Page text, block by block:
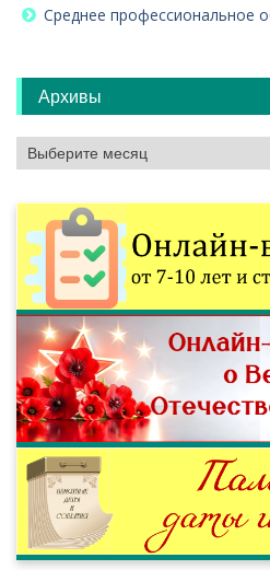
Среднее профессиональное
Архивы
Архивы